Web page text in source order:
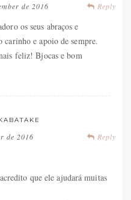
Reply
de 2016
os seus abraços e
carinho e apoio de sempre.
feliz! Bjocas e bom
Reply
de 2016
que ele ajudará muitas